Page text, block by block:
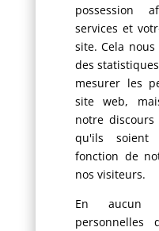
possession
services et
site. Cela
des
mesurer les
site web,
notre
qu'ils soient
fonction de
nos visiteurs.
En aucun
personnelles